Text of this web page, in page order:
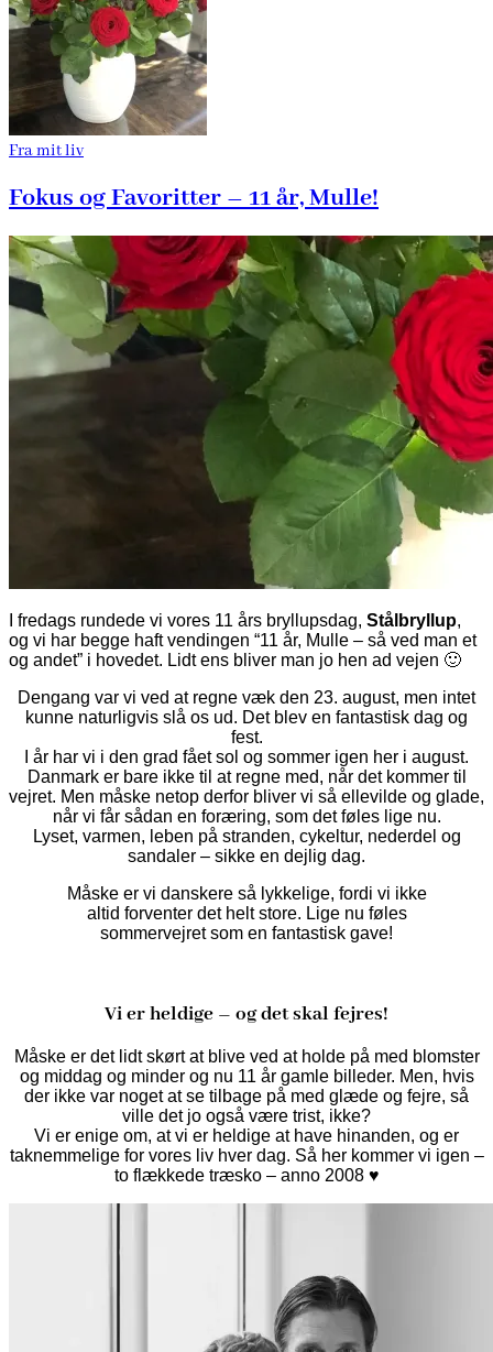
Fra mit liv
Fokus og Favoritter – 11 år, Mulle!
I fredags rundede vi vores 11 års bryllupsdag, Stålbryllup,
og vi har begge haft vendingen “11 år, Mulle – så ved man et
og andet” i hovedet. Lidt ens bliver man jo hen ad vejen 🙂
Dengang var vi ved at regne væk den 23. august, men intet
kunne naturligvis slå os ud. Det blev en fantastisk dag og
fest.
I år har vi i den grad fået sol og sommer igen her i august.
Danmark er bare ikke til at regne med, når det kommer til
vejret. Men måske netop derfor bliver vi så ellevilde og glade,
når vi får sådan en foræring, som det føles lige nu.
Lyset, varmen, leben på stranden, cykeltur, nederdel og
sandaler – sikke en dejlig dag.
Måske er vi danskere så lykkelige, fordi vi ikke
altid forventer det helt store. Lige nu føles
sommervejret som en fantastisk gave!
Vi er heldige – og det skal fejres!
Måske er det lidt skørt at blive ved at holde på med blomster
og middag og minder og nu 11 år gamle billeder. Men, hvis
der ikke var noget at se tilbage på med glæde og fejre, så
ville det jo også være trist, ikke?
Vi er enige om, at vi er heldige at have hinanden, og er
taknemmelige for vores liv hver dag. Så her kommer vi igen –
to flækkede træsko – anno 2008 ♥